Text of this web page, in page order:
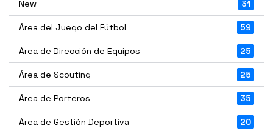
New 31
Área del Juego del Fútbol 59
Área de Dirección de Equipos 25
Área de Scouting 25
Área de Porteros 35
Área de Gestión Deportiva 20